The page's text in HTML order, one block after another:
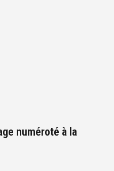
numéroté à la